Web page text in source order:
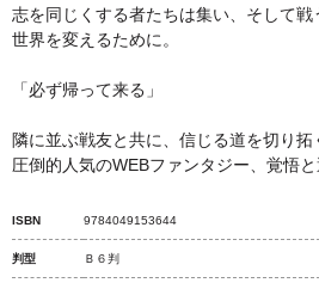
志を同じくする者たちは集い、そして戦
世界を変えるために。
「必ず帰って来る」
隣に並ぶ戦友と共に、信じる道を切り拓
圧倒的人気のWEBファンタジー、覚悟と
ISBN 9784049153644
判型 Ｂ６判